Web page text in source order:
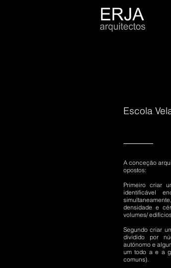
Escola
A conceção
opostos:
Primeiro criar
identificável
densidade e
volumes/
Segundo criar
dividido por
autónomo e
um todo a e a
comuns).